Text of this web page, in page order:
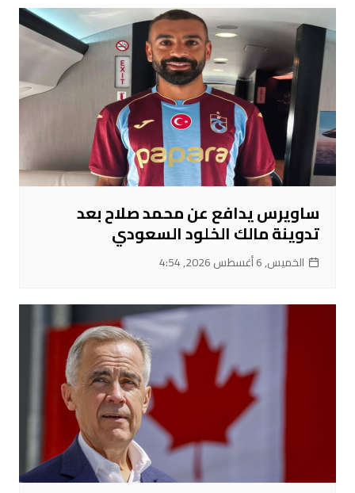
ساويرس يدافع عن محمد صلاح بعد
تدوينة مالك الخلود السعودي
الخميس, 6 أغسطس 2026, 4:54